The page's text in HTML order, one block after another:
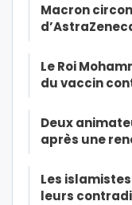
Macron
Le Roi
du vaccin
Deux
après une
Les
leurs